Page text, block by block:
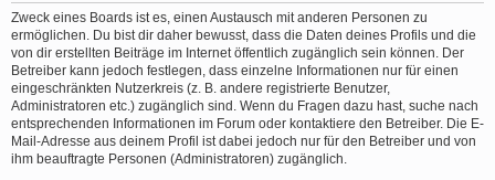
Zweck eines Boards ist es, einen Austausch mit anderen Personen zu
ermöglichen. Du bist dir daher bewusst, dass die Daten deines Profils und die
von dir erstellten Beiträge im Internet öffentlich zugänglich sein können. Der
Betreiber kann jedoch festlegen, dass einzelne Informationen nur für einen
eingeschränkten Nutzerkreis (z. B. andere registrierte Benutzer,
Administratoren etc.) zugänglich sind. Wenn du Fragen dazu hast, suche nach
entsprechenden Informationen im Forum oder kontaktiere den Betreiber. Die E-
Mail-Adresse aus deinem Profil ist dabei jedoch nur für den Betreiber und von
ihm beauftragte Personen (Administratoren) zugänglich.